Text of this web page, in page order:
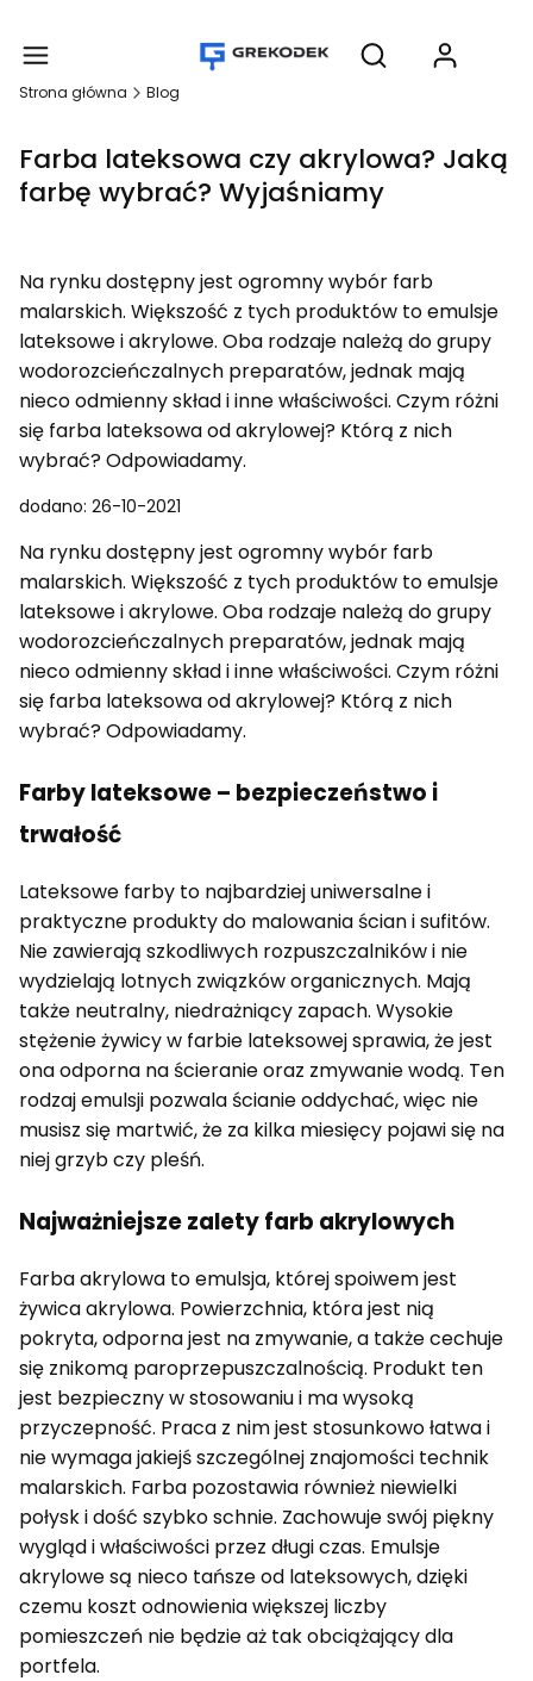
Otwórz
Strona główna Blog
Farba lateksowa czy akrylowa? Jaką
farbę wybrać? Wyjaśniamy
Na rynku dostępny jest ogromny wybór farb
malarskich. Większość z tych produktów to emulsje
lateksowe i akrylowe. Oba rodzaje należą do grupy
wodorozcieńczalnych preparatów, jednak mają
nieco odmienny skład i inne właściwości. Czym różni
się farba lateksowa od akrylowej? Którą z nich
wybrać? Odpowiadamy.
dodano: 26-10-2021
Na rynku dostępny jest ogromny wybór farb
malarskich. Większość z tych produktów to emulsje
lateksowe i akrylowe. Oba rodzaje należą do grupy
wodorozcieńczalnych preparatów, jednak mają
nieco odmienny skład i inne właściwości. Czym różni
się farba lateksowa od akrylowej? Którą z nich
wybrać? Odpowiadamy.
Farby lateksowe – bezpieczeństwo i
trwałość
Lateksowe farby to najbardziej uniwersalne i
praktyczne produkty do malowania ścian i sufitów.
Nie zawierają szkodliwych rozpuszczalników i nie
wydzielają lotnych związków organicznych. Mają
także neutralny, niedrażniący zapach. Wysokie
stężenie żywicy w farbie lateksowej sprawia, że jest
ona odporna na ścieranie oraz zmywanie wodą. Ten
rodzaj emulsji pozwala ścianie oddychać, więc nie
musisz się martwić, że za kilka miesięcy pojawi się na
niej grzyb czy pleśń.
Najważniejsze zalety farb akrylowych
Farba akrylowa to emulsja, której spoiwem jest
żywica akrylowa. Powierzchnia, która jest nią
pokryta, odporna jest na zmywanie, a także cechuje
się znikomą paroprzepuszczalnością. Produkt ten
jest bezpieczny w stosowaniu i ma wysoką
przyczepność. Praca z nim jest stosunkowo łatwa i
nie wymaga jakiejś szczególnej znajomości technik
malarskich. Farba pozostawia również niewielki
połysk i dość szybko schnie. Zachowuje swój piękny
wygląd i właściwości przez długi czas. Emulsje
akrylowe są nieco tańsze od lateksowych, dzięki
czemu koszt odnowienia większej liczby
pomieszczeń nie będzie aż tak obciążający dla
portfela.